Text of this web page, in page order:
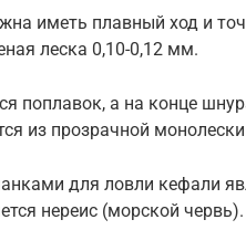
иметь плавный ход и
леска 0,10-0,12 мм.
поплавок, а на конце
из прозрачной
для ловли кефали
нереис (морской червь).